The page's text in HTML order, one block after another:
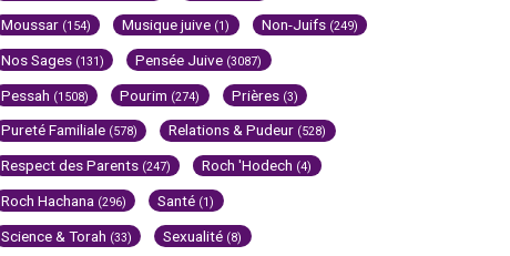
Moussar (154) Musique juive (1) Non-Juifs (249)
Nos Sages (131) Pensée Juive (3087)
Pessah (1508) Pourim (274) Prières (3)
Pureté Familiale (578) Relations & Pudeur (528)
Respect des Parents (247) Roch 'Hodech (4)
Roch Hachana (296) Santé (1)
Science & Torah (33) Sexualité (8)